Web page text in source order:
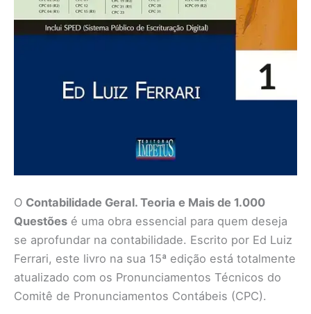
O Contabilidade Geral. Teoria e Mais de 1.000
Questões é uma obra essencial para quem deseja
se aprofundar na contabilidade. Escrito por Ed Luiz
Ferrari, este livro na sua 15ª edição está totalmente
atualizado com os Pronunciamentos Técnicos do
Comitê de Pronunciamentos Contábeis (CPC).